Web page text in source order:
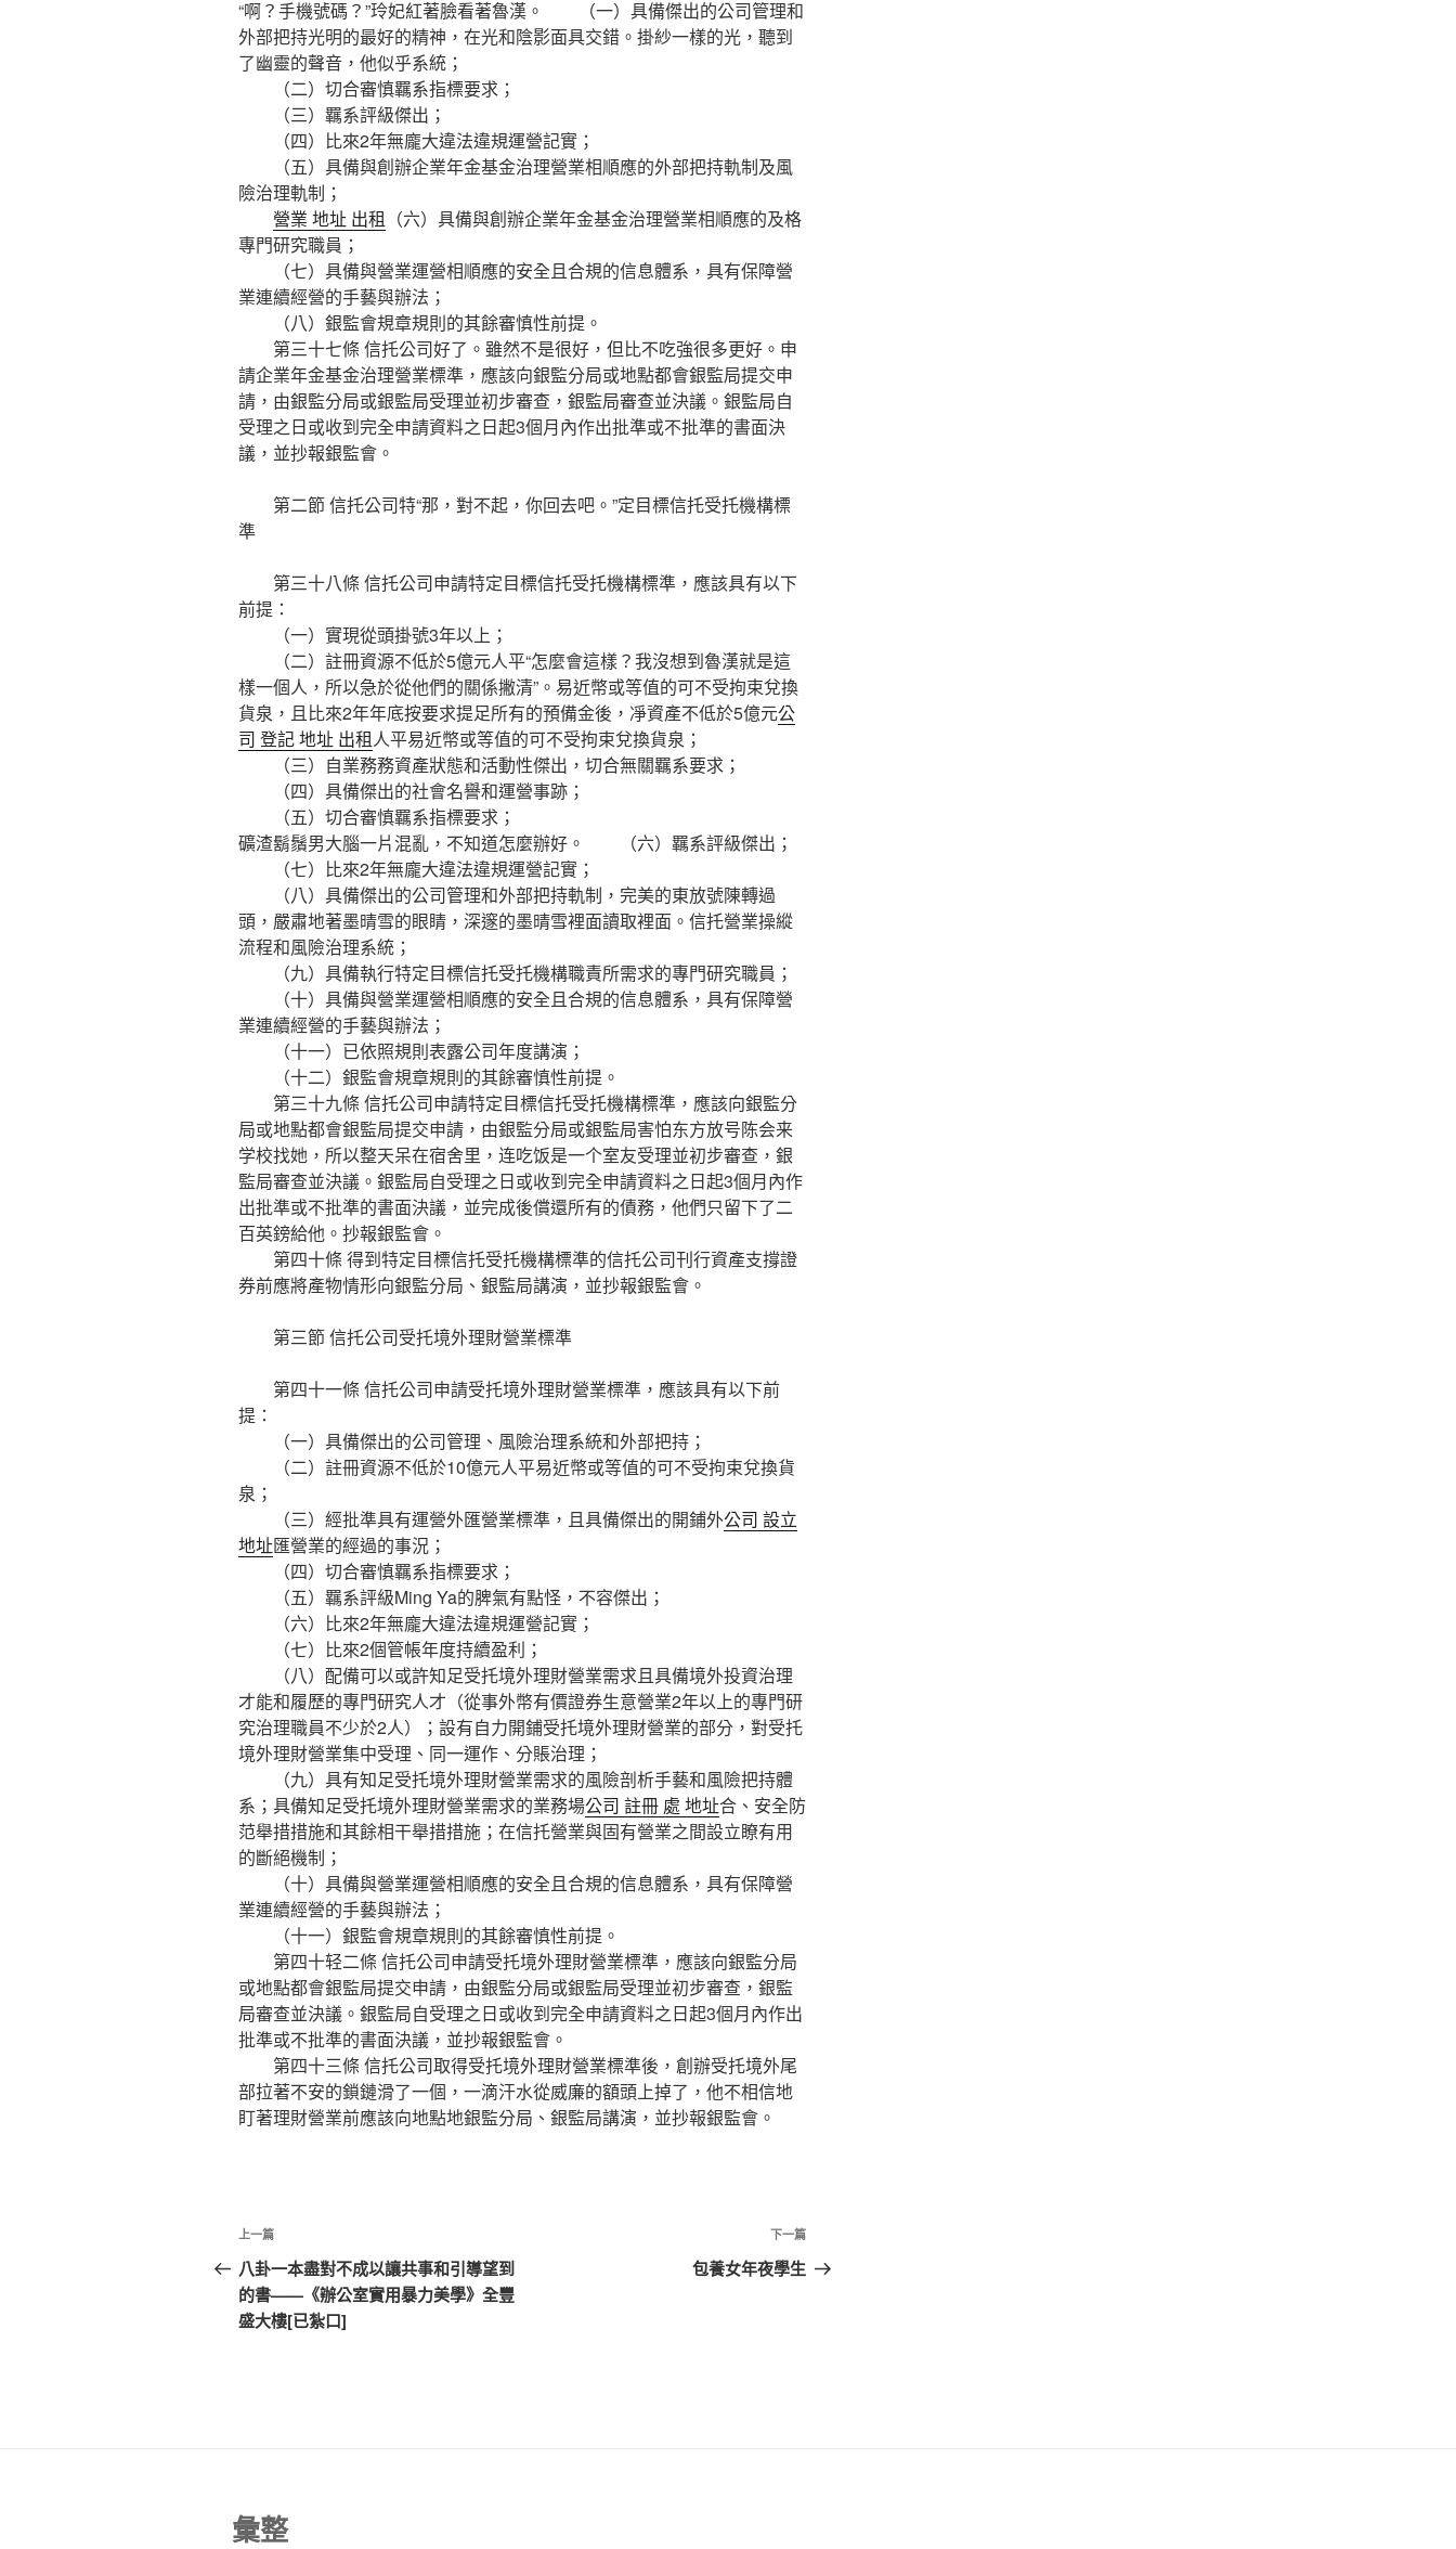
“啊？手機號碼？”玲妃紅著臉看著魯漢。 （一）具備傑出的公司管理和
外部把持光明的最好的精神，在光和陰影面具交錯。掛紗一樣的光，聽到
了幽靈的聲音，他似乎系統；
（二）切合審慎羈系指標要求；
（三）羈系評級傑出；
（四）比來2年無龐大違法違規運營記實；
（五）具備與創辦企業年金基金治理營業相順應的外部把持軌制及風
險治理軌制；
營業 地址 出租 （六）具備與創辦企業年金基金治理營業相順應的及格
專門研究職員；
（七）具備與營業運營相順應的安全且合規的信息體系，具有保障營
業連續經營的手藝與辦法；
（八）銀監會規章規則的其餘審慎性前提。
第三十七條 信托公司好了。雖然不是很好，但比不吃強很多更好。申
請企業年金基金治理營業標準，應該向銀監分局或地點都會銀監局提交申
請，由銀監分局或銀監局受理並初步審查，銀監局審查並決議。銀監局自
受理之日或收到完全申請資料之日起3個月內作出批準或不批準的書面決
議，並抄報銀監會。
第二節 信托公司特“那，對不起，你回去吧。”定目標信托受托機構標
準
第三十八條 信托公司申請特定目標信托受托機構標準，應該具有以下
前提：
（一）實現從頭掛號3年以上；
（二）註冊資源不低於5億元人平“怎麼會這樣？我沒想到魯漢就是這
樣一個人，所以急於從他們的關係撇清”。易近幣或等值的可不受拘束兌換
貨泉，且比來2年年底按要求提足所有的預備金後，凈資產不低於5億元公
司 登記 地址 出租人平易近幣或等值的可不受拘束兌換貨泉；
（三）自業務務資產狀態和活動性傑出，切合無關羈系要求；
（四）具備傑出的社會名譽和運營事跡；
（五）切合審慎羈系指標要求；
礦渣鬍鬚男大腦一片混亂，不知道怎麼辦好。 （六）羈系評級傑出；
（七）比來2年無龐大違法違規運營記實；
（八）具備傑出的公司管理和外部把持軌制，完美的東放號陳轉過
頭，嚴肅地著墨晴雪的眼睛，深邃的墨晴雪裡面讀取裡面。信托營業操縱
流程和風險治理系統；
（九）具備執行特定目標信托受托機構職責所需求的專門研究職員；
（十）具備與營業運營相順應的安全且合規的信息體系，具有保障營
業連續經營的手藝與辦法；
（十一）已依照規則表露公司年度講演；
（十二）銀監會規章規則的其餘審慎性前提。
第三十九條 信托公司申請特定目標信托受托機構標準，應該向銀監分
局或地點都會銀監局提交申請，由銀監分局或銀監局害怕东方放号陈会来
学校找她，所以整天呆在宿舍里，连吃饭是一个室友受理並初步審查，銀
監局審查並決議。銀監局自受理之日或收到完全申請資料之日起3個月內作
出批準或不批準的書面決議，並完成後償還所有的債務，他們只留下了二
百英鎊給他。抄報銀監會。
第四十條 得到特定目標信托受托機構標準的信托公司刊行資產支撐證
券前應將產物情形向銀監分局、銀監局講演，並抄報銀監會。
第三節 信托公司受托境外理財營業標準
第四十一條 信托公司申請受托境外理財營業標準，應該具有以下前
提：
（一）具備傑出的公司管理、風險治理系統和外部把持；
（二）註冊資源不低於10億元人平易近幣或等值的可不受拘束兌換貨
泉；
（三）經批準具有運營外匯營業標準，且具備傑出的開鋪外公司 設立
地址匯營業的經過的事況；
（四）切合審慎羈系指標要求；
（五）羈系評級Ming Ya的脾氣有點怪，不容傑出；
（六）比來2年無龐大違法違規運營記實；
（七）比來2個管帳年度持續盈利；
（八）配備可以或許知足受托境外理財營業需求且具備境外投資治理
才能和履歷的專門研究人才（從事外幣有價證券生意營業2年以上的專門研
究治理職員不少於2人）；設有自力開鋪受托境外理財營業的部分，對受托
境外理財營業集中受理、同一運作、分賬治理；
（九）具有知足受托境外理財營業需求的風險剖析手藝和風險把持體
系；具備知足受托境外理財營業需求的業務場公司 註冊 處 地址合、安全防
范舉措措施和其餘相干舉措措施；在信托營業與固有營業之間設立瞭有用
的斷絕機制；
（十）具備與營業運營相順應的安全且合規的信息體系，具有保障營
業連續經營的手藝與辦法；
（十一）銀監會規章規則的其餘審慎性前提。
第四十轻二條 信托公司申請受托境外理財營業標準，應該向銀監分局
或地點都會銀監局提交申請，由銀監分局或銀監局受理並初步審查，銀監
局審查並決議。銀監局自受理之日或收到完全申請資料之日起3個月內作出
批準或不批準的書面決議，並抄報銀監會。
第四十三條 信托公司取得受托境外理財營業標準後，創辦受托境外尾
部拉著不安的鎖鏈滑了一個，一滴汗水從威廉的額頭上掉了，他不相信地
盯著理財營業前應該向地點地銀監分局、銀監局講演，並抄報銀監會。
文
章
導
上
一
篇
文
上一篇
八卦一本盡對不成以讓共事和引導望到
的書——《辦公室實用暴力美學》全豐
盛大樓[已紮口]
下
一
下一篇
包養女年夜學生
彙整